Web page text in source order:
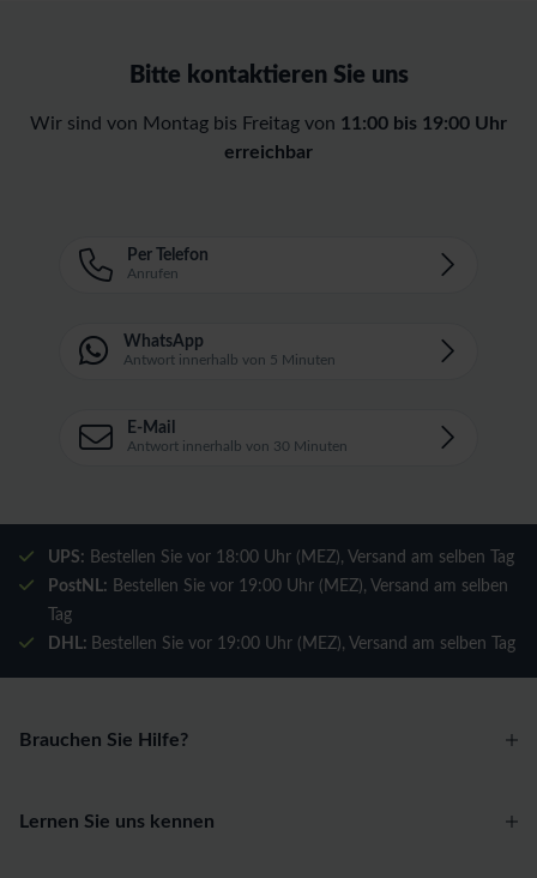
Bitte kontaktieren Sie uns
Wir sind von Montag bis Freitag von 11:00 bis 19:00 Uhr
erreichbar
Per Telefon
Anrufen
WhatsApp
Antwort innerhalb von 5 Minuten
E-Mail
Antwort innerhalb von 30 Minuten
UPS: Bestellen Sie vor 18:00 Uhr (MEZ), Versand am selben Tag
PostNL: Bestellen Sie vor 19:00 Uhr (MEZ), Versand am selben
Tag
DHL: Bestellen Sie vor 19:00 Uhr (MEZ), Versand am selben Tag
Brauchen Sie Hilfe?
Lernen Sie uns kennen